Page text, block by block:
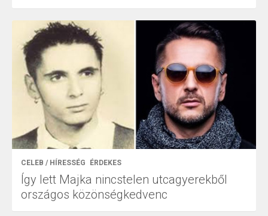
CELEB / HÍRESSÉG ÉRDEKES
Így lett Majka nincstelen utcagyerekből
országos közönségkedvenc